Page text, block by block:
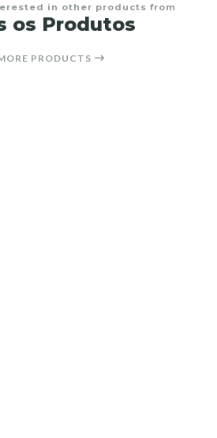
in other products from
os Produtos
PRODUCTS